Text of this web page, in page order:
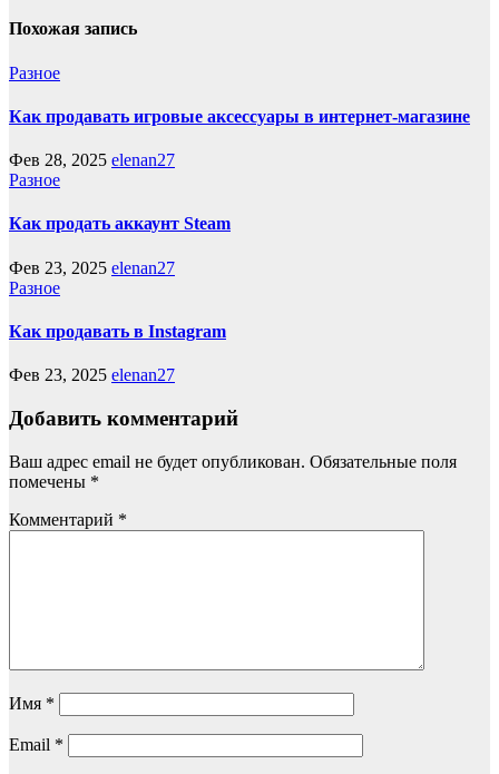
Похожая запись
Разное
Как продавать игровые аксессуары в интернет-магазине
Фев 28, 2025 elenan27
Разное
Как продать аккаунт Steam
Фев 23, 2025 elenan27
Разное
Как продавать в Instagram
Фев 23, 2025 elenan27
Добавить комментарий
Ваш адрес email не будет опубликован. Обязательные поля
помечены *
Комментарий *
Имя *
Email *